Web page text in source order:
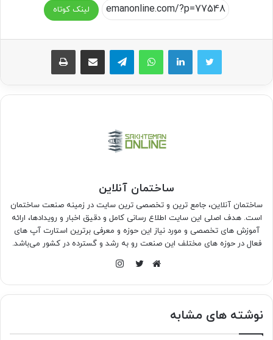
لینک کوتاه
واتس آپ تلگرام اشتراک گذاری از طریق ایمیل چاپ
ساختمان آنلاین
ساختمان آنلاین، جامع ترین و تخصصی ترین سایت در زمینه صنعت ساختمان
است. هدف اصلی این سایت اطلاع رسانی کامل و دقیق اخبار و رویدادها، ارائه
آموزش های تخصصی و مورد نیاز این حوزه و معرفی برترین استارت آپ های
فعال در حوزه های مختلف این صنعت رو به رشد و گسترده در کشور می‌باشد.
نوشته های مشابه